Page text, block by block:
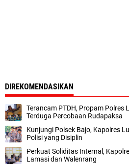
DIREKOMENDASIKAN
Terancam PTDH, Propam Polres
Terduga Percobaan Rudapaksa
Kunjungi Polsek Bajo, Kapolres
Polisi yang Disiplin
Perkuat Soliditas Internal,
Lamasi dan Walenrang